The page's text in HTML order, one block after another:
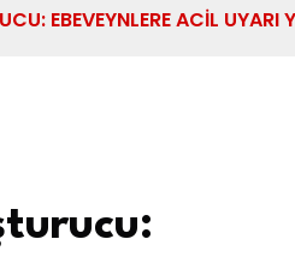
EBEVEYNLERE ACIL UYARI